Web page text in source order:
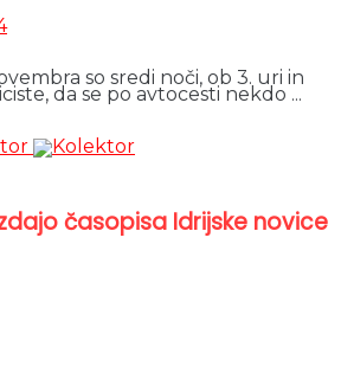
so sredi noči, ob 3. uri in
da se po avtocesti nekdo ...
časopisa Idrijske novice